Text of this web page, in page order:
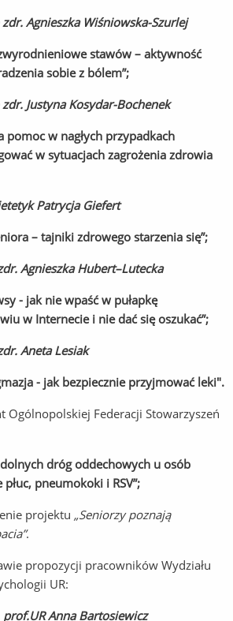
zdr. Agnieszka Wiśniowska-Szurlej
stawów – aktywność
sobie z bólem”;
zdr. JustynaKosydar-Bochenek
w nagłych przypadkach
w sytuacjach zagrożenia zdrowia
Patrycja Giefert
tajniki zdrowego starzenia się”;
. AgnieszkaHubert–Lutecka
- jak nie wpaść w pułapkę
w Internecie i nie dać się oszukać”;
. Aneta Lesiak
- jak bezpiecznie przyjmować leki".
Ogólnopolskiej Federacji Stowarzyszeń
dróg oddechowych u osób
pneumokoki i RSV”;
projektu „Seniorzy poznają
.
pracowników Wydziału
UR:
Anna Bartosiewicz